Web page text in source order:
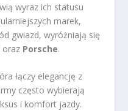
wyraz ich statusu
marek,
gwiazd, wyróżniają się
oraz Porsche.
łączy elegancję z
często wybierają
i komfort jazdy.